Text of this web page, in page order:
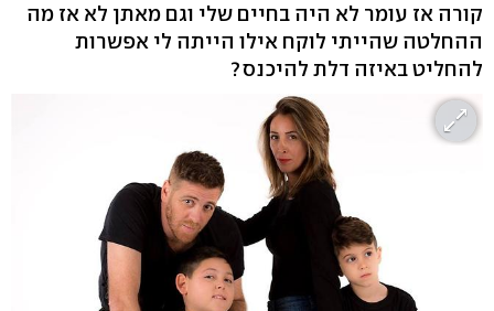
קורה אז עומר לא היה בחיים שלי וגם מאתן לא אז מה
ההחלטה שהייתי לוקח אילו הייתה לי אפשרות
להחליט באיזה דלת להיכנס?